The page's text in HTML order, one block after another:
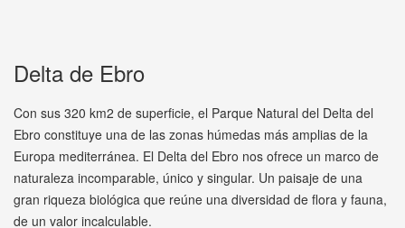
Delta de Ebro
Con sus 320 km2 de superficie, el Parque Natural del Delta del
Ebro constituye una de las zonas húmedas más amplias de la
Europa mediterránea. El Delta del Ebro nos ofrece un marco de
naturaleza incomparable, único y singular. Un paisaje de una
gran riqueza biológica que reúne una diversidad de flora y fauna,
de un valor incalculable.